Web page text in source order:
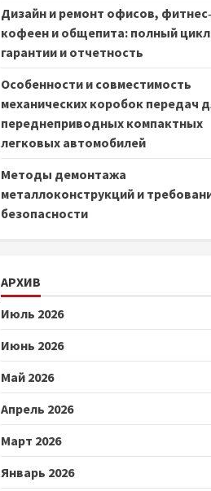
Дизайн и ремонт офисов,
кофеен и общепита: полный
гарантии и отчетность
Особенности и совместимость
механических коробок передач
переднеприводных компактных
легковых автомобилей
Методы демонтажа
металлоконструкций и
безопасности
АРХИВ
Июль 2026
Июнь 2026
Май 2026
Апрель 2026
Март 2026
Январь 2026